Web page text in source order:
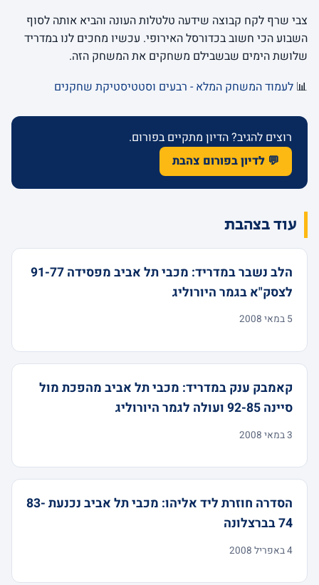
צבי שרף לקח קבוצה שידעה טלטלות העונה והביא אותה לסוף
השבוע הכי חשוב בכדורסל האירופי. עכשיו מחכים לנו במדריד
שלושת הימים שבשבילם משחקים את המשחק הזה.
📊 לעמוד המשחק המלא - רבעים וסטטיסטיקת שחקנים
רוצים להגיב? הדיון מתקיים בפורום.
💬 לדיון בפורום צהבת
עוד בצהבת
הלב נשבר במדריד: מכבי תל אביב מפסידה 91-77
לצסק"א בגמר היורוליג
5 במאי 2008
קאמבק ענק במדריד: מכבי תל אביב מהפכת מול
סיינה 92-85 ועולה לגמר היורוליג
3 במאי 2008
הסדרה חוזרת ליד אליהו: מכבי תל אביב נכנעת 83-
74 בברצלונה
4 באפריל 2008